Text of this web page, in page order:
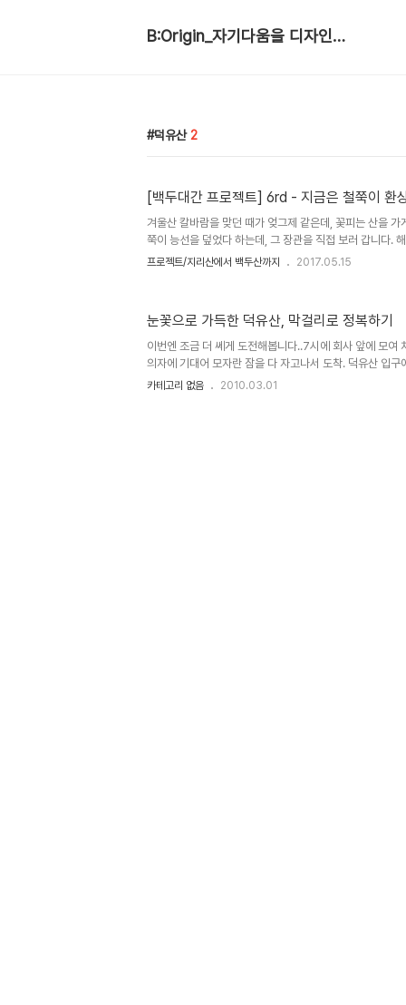
B:Origin_자기다움을 디자인합니다
덕유산 2
[백두대간 프로젝트] 6rd - 지금은 철쭉이 환
겨울산 칼바람을 맞던 때가 엊그제 같은데, 꽃피는 산을 가
쭉이 능선을 덮었다 하는데, 그 장관을 직접 보러 갑니다.
는길 덕유산권역 산행 안내 1. 일시 : 2017-05-28(일) 백
0072) : 오리 고기 및 닭백숙 □ 위치 : 경남 거창군 북상
물 안내 □ 개인 준비 - 봄 여..
프로젝트/지리산에서 백두산까지 2017.05.15
눈꽃으로 가득한 덕유산, 막걸리로 정복하기
이번엔 조금 더 쎄게 도전해봅니다..7시에 회사 앞에 모여
의자에 기대어 모자란 잠을 다 자고나서 도착. 덕유산 입
여명이 한데 모여 산행을 시작합니다. 이번엔 준비도 꽤 다
때마다 짐승캐릭터 모자를 애용하시는 민태규 팀장. 덩달
카테고리 없음 2010.03.01